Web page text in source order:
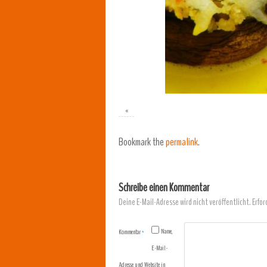
«
Bookmark thepermalink.
Schreibe einen Kommentar
Deine E-Mail-Adresse wird nicht veröffentlicht.
Kommentar*
Name,
E-Mail-
Adresse und Website in